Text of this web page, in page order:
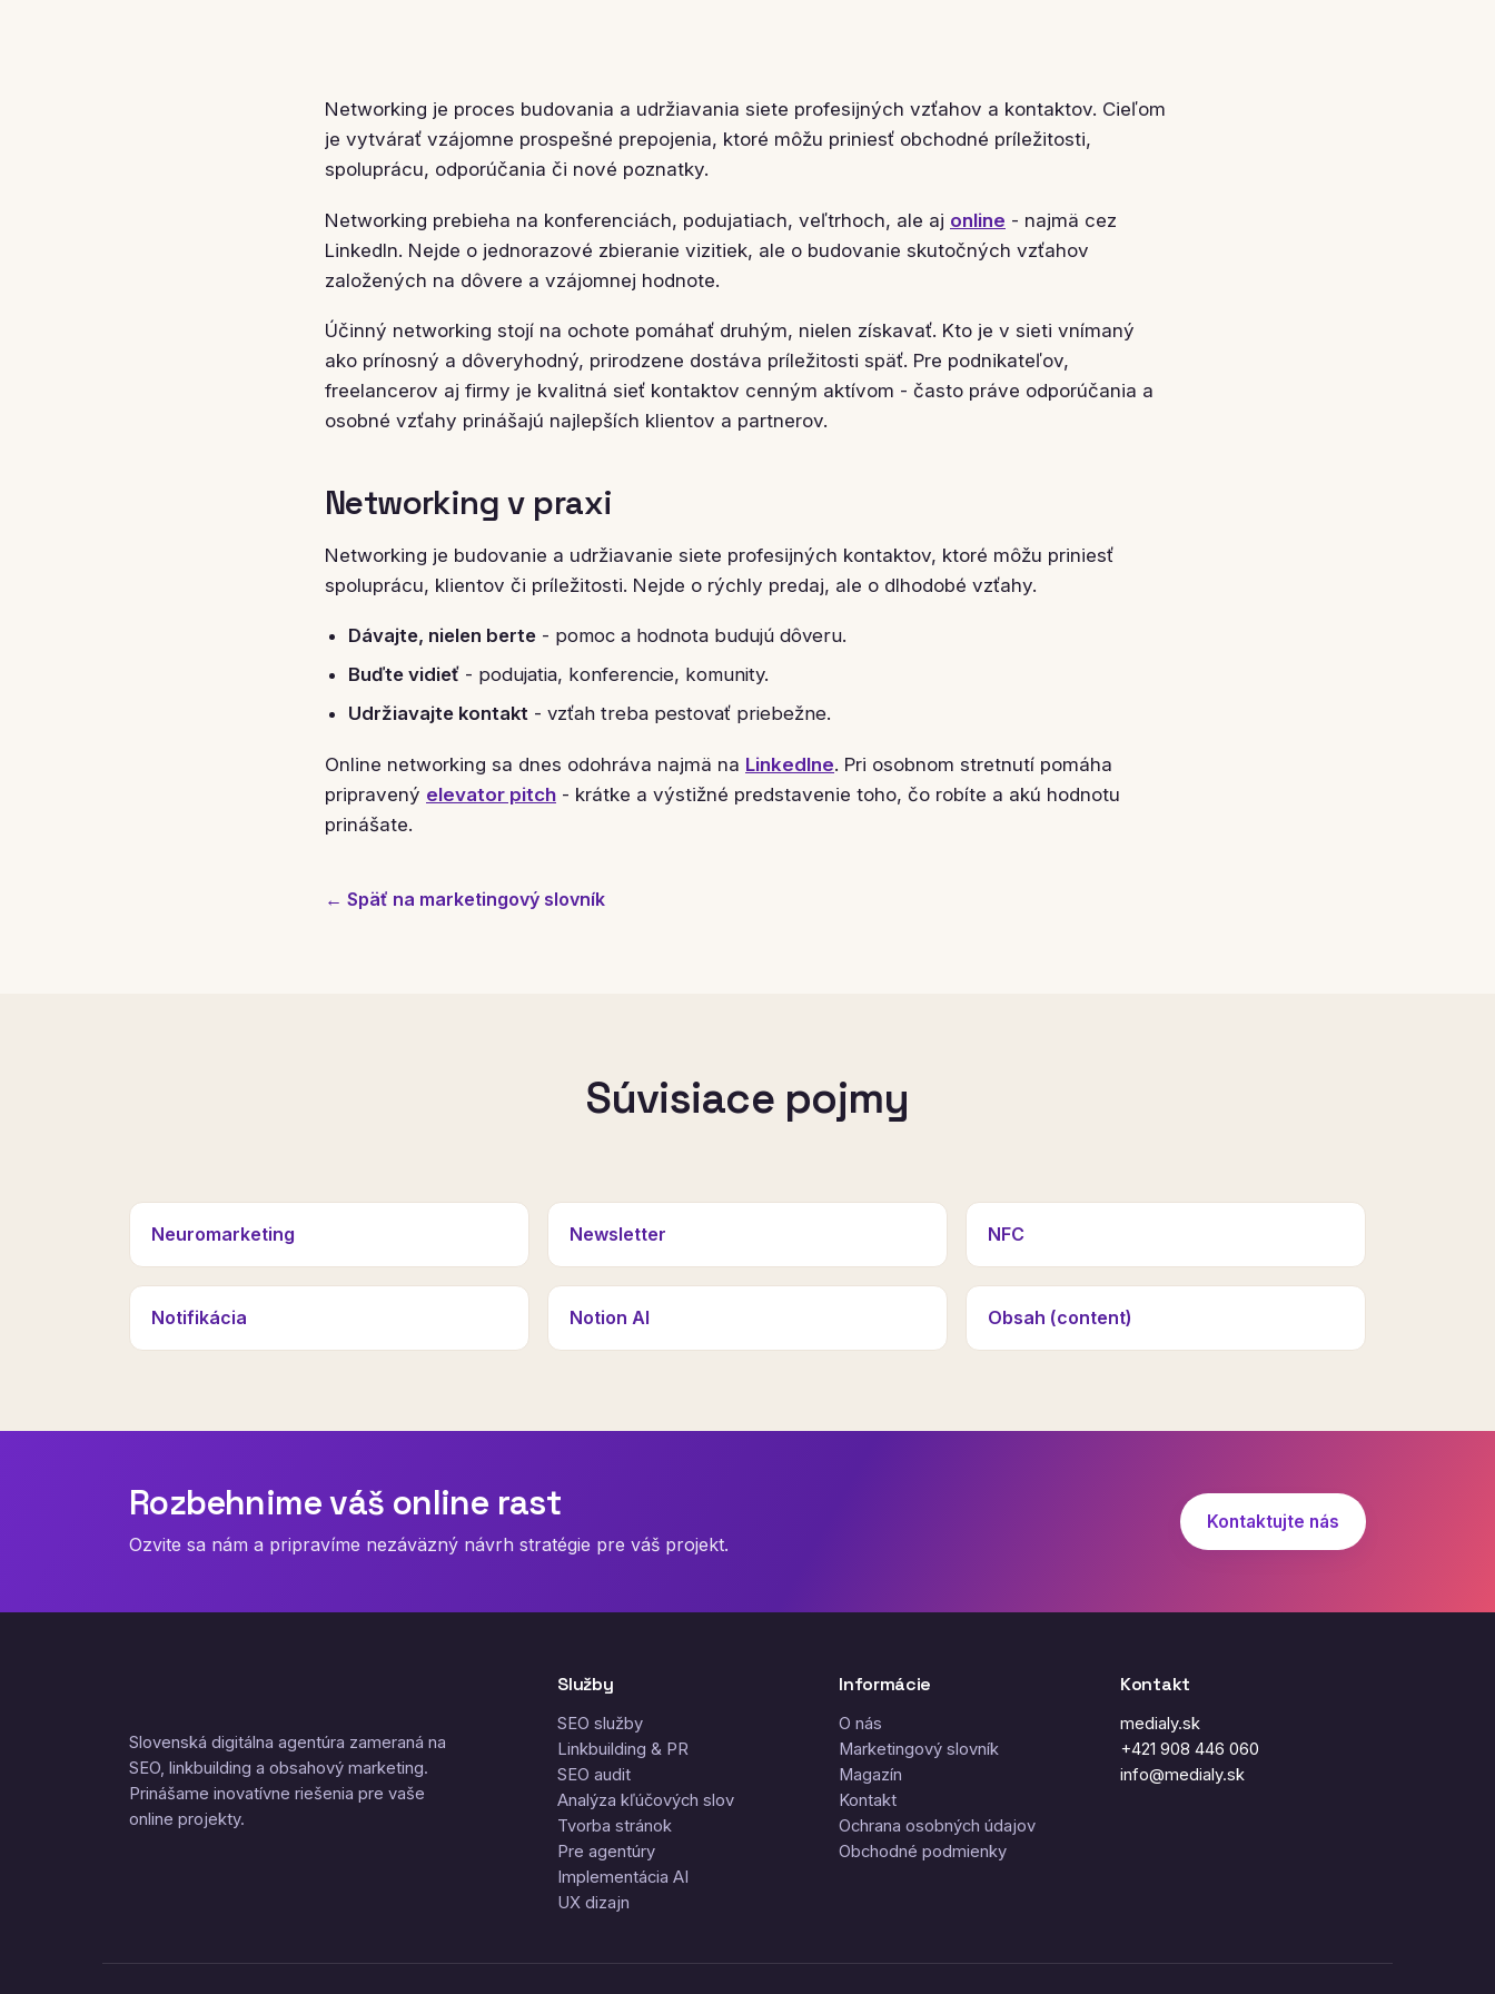
Networking je proces budovania a udržiavania siete profesijných vzťahov a kontaktov. Cieľom
je vytvárať vzájomne prospešné prepojenia, ktoré môžu priniesť obchodné príležitosti,
spoluprácu, odporúčania či nové poznatky.
Networking prebieha na konferenciách, podujatiach, veľtrhoch, ale aj online - najmä cez
LinkedIn. Nejde o jednorazové zbieranie vizitiek, ale o budovanie skutočných vzťahov
založených na dôvere a vzájomnej hodnote.
Účinný networking stojí na ochote pomáhať druhým, nielen získavať. Kto je v sieti vnímaný
ako prínosný a dôveryhodný, prirodzene dostáva príležitosti späť. Pre podnikateľov,
freelancerov aj firmy je kvalitná sieť kontaktov cenným aktívom - často práve odporúčania a
osobné vzťahy prinášajú najlepších klientov a partnerov.
Networking v praxi
Networking je budovanie a udržiavanie siete profesijných kontaktov, ktoré môžu priniesť
spoluprácu, klientov či príležitosti. Nejde o rýchly predaj, ale o dlhodobé vzťahy.
Dávajte, nielen berte- pomoc a hodnota budujú dôveru.
Buďte vidieť- podujatia, konferencie, komunity.
Udržiavajte kontakt - vzťah treba pestovať priebežne.
Online networking sa dnes odohráva najmä na LinkedIne. Pri osobnom stretnutí pomáha
pripravený elevator pitch - krátke a výstižné predstavenie toho, čo robíte a akú hodnotu
prinášate.
← Späť na marketingový slovník
Súvisiace pojmy
Neuromarketing Newsletter NFC
Notifikácia Notion AI Obsah (content)
Rozbehnime váš online rast
Ozvite sa nám a pripravíme nezáväzný návrh stratégie pre váš projekt.
Kontaktujte nás
Slovenská digitálna agentúra zameraná na
SEO, linkbuilding a obsahový marketing.
Prinášame inovatívne riešenia pre vaše
online projekty.
Služby
SEO služby
Linkbuilding & PR
SEO audit
Analýza kľúčových slov
Tvorba stránok
Pre agentúry
Implementácia AI
UX dizajn
Informácie
O nás
Marketingový slovník
Magazín
Kontakt
Ochrana osobných údajov
Obchodné podmienky
Kontakt
medialy.sk
+421 908 446 060
info@medialy.sk